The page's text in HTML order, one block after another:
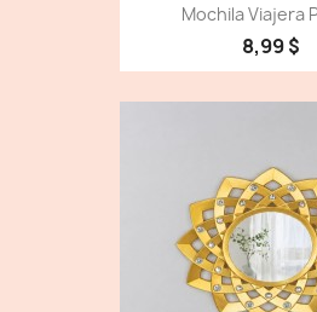
Mochila Viajera
8,99 $